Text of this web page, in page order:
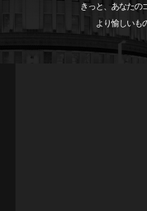
きっと、あなたの
より愉しいも